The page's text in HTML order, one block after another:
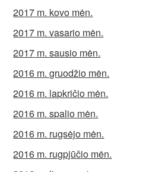
2017 m. kovo mėn.
2017 m. vasario mėn.
2017 m. sausio mėn.
2016 m. gruodžio mėn.
2016 m. lapkričio mėn.
2016 m. spalio mėn.
2016 m. rugsėjo mėn.
2016 m. rugpjūčio mėn.